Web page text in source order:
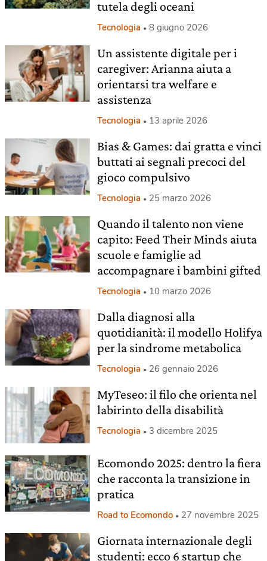
tutela degli oceani
Tecnologia 8 giugno 2026
Un assistente digitale per i
caregiver: Arianna aiuta a
orientarsi tra welfare e
assistenza
Tecnologia 13 aprile 2026
Bias & Games: dai gratta e vinci
buttati ai segnali precoci del
gioco compulsivo
Tecnologia 25 marzo 2026
Quando il talento non viene
capito: Feed Their Minds aiuta
scuole e famiglie ad
accompagnare i bambini gifted
Tecnologia 10 marzo 2026
Dalla diagnosi alla
quotidianità: il modello Holifya
per la sindrome metabolica
Tecnologia 26 gennaio 2026
MyTeseo: il filo che orienta nel
labirinto della disabilità
Tecnologia 3 dicembre 2025
Ecomondo 2025: dentro la fiera
che racconta la transizione in
pratica
Road to Ecomondo 27 novembre 2025
Giornata internazionale degli
studenti: ecco 6 startup che